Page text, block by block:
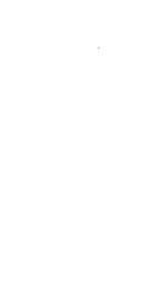
#Taac